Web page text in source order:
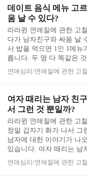
(그 덕분에 블로그에 쓸 거
이 알려준 사랑받는 여자
"나의 미소 한 번에도 가
이었습니다. '내가 이렇게
면서 나처럼 미소지어 주
을 감사해야지' 라고 생각
가지라는 것이었습니다.
데이트 음식 메뉴 고
움 날 수 있다?
라라윈 연애질에 관한 고
다가 남자친구와 싸움 날
서 밥을 먹으면 1인 1메뉴
릅니다. 두 명 다 똑같은
같은 것 2개를 시키지 않
자, 파스타, 샐러드를 골라
합니다. 이렇게 메뉴를 같
만족하는 경우는 드뭅니
도적으로 고릅니다. 물론
함께 골랐다고 믿습니다.
타 하나 피자 하나 시키는
고 싶은데.." "그래. 그러
라. 피자는 내가 고를께."..
연애심리/연애질에 관한 고
여자 때리는 남자 친
서 그런 것 뿐일까?
라라윈 연애질에 관한 고
정말 갑자기 화가 나서 그
남자에 대한 이야기가 나
있습니다. 여자 때리는 남
라는 것 입니다. 매우 드물
것이 마음에 들지 않는다'
연애심리/연애질에 관한 고